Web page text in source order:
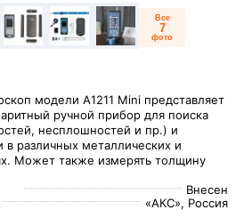
Все
7
фото
модели A1211 Mini представляет
ручной прибор для поиска
несплошностей и пр.) и
в различных металлических и
Может также измерять толщину
Внесен
«АКС», Россия